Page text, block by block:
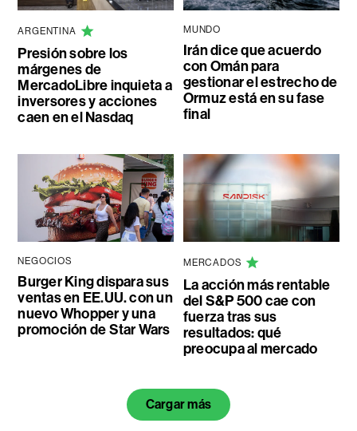
ARGENTINA
Presión sobre los
márgenes de
MercadoLibre inquieta a
inversores y acciones
caen en el Nasdaq
MUNDO
Irán dice que acuerdo
con Omán para
gestionar el estrecho de
Ormuz está en su fase
final
NEGOCIOS
Burger King dispara sus
ventas en EE.UU. con un
nuevo Whopper y una
promoción de Star Wars
MERCADOS
La acción más rentable
del S&P 500 cae con
fuerza tras sus
resultados: qué
preocupa al mercado
Cargar más